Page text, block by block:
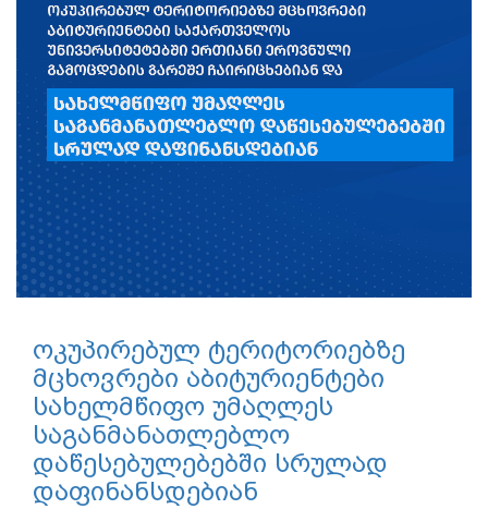
ოკუპირებულ ტერიტორიებზე
მცხოვრები აბიტურიენტები
სახელმწიფო უმაღლეს
საგანმანათლებლო
დაწესებულებებში სრულად
დაფინანსდებიან